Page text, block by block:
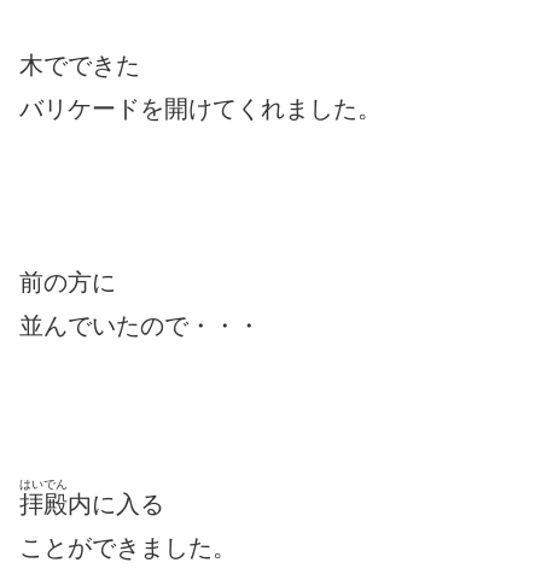
木でできた
バリケードを開けてくれました。
前の方に
並んでいたので・・・
拝殿
はいでん
内に入る
ことができました。